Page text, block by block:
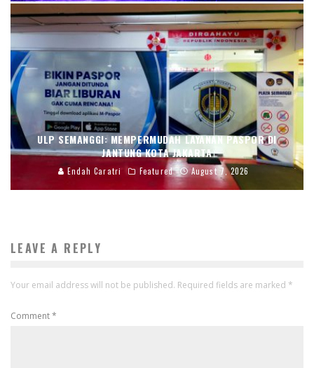
ULP SEMANGGI: MEMPERMUDAH LAYANAN PASPOR DI
JANTUNG KOTA JAKARTA
Endah Caratri Featured August 7, 2026
LEAVE A REPLY
Your email address will not be published. Required fields are marked *
Comment*